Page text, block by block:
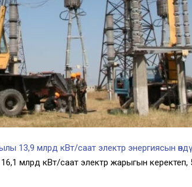
13,9 млрд кВт/саат электр энергиясын
млрд кВт/саат электр жарыгын керектеп,